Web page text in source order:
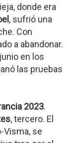
donde era
, sufrió una
Con
a abandonar.
en los
las pruebas
2023.
, tercero. El
Visma, se